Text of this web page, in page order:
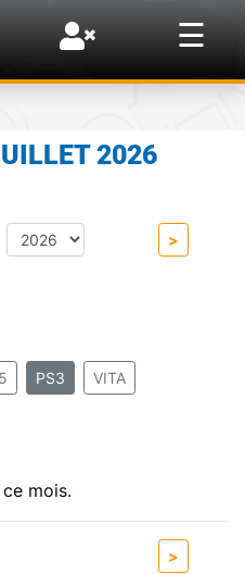
☰
×
2026
>
PS3 VITA
mois.
>